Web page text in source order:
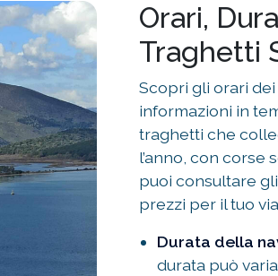
Orari,
Traghetti
Scopri gli orari
informazioni in
traghetti che
l’anno, con corse
puoi consultare
prezzi per il tuo
Durata della
durata può